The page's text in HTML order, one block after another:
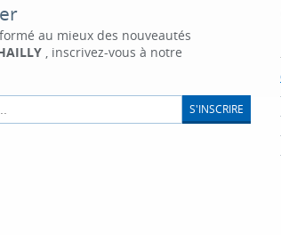
au mieux des nouveautés
, inscrivez-vous à notre
S'INSCRIRE